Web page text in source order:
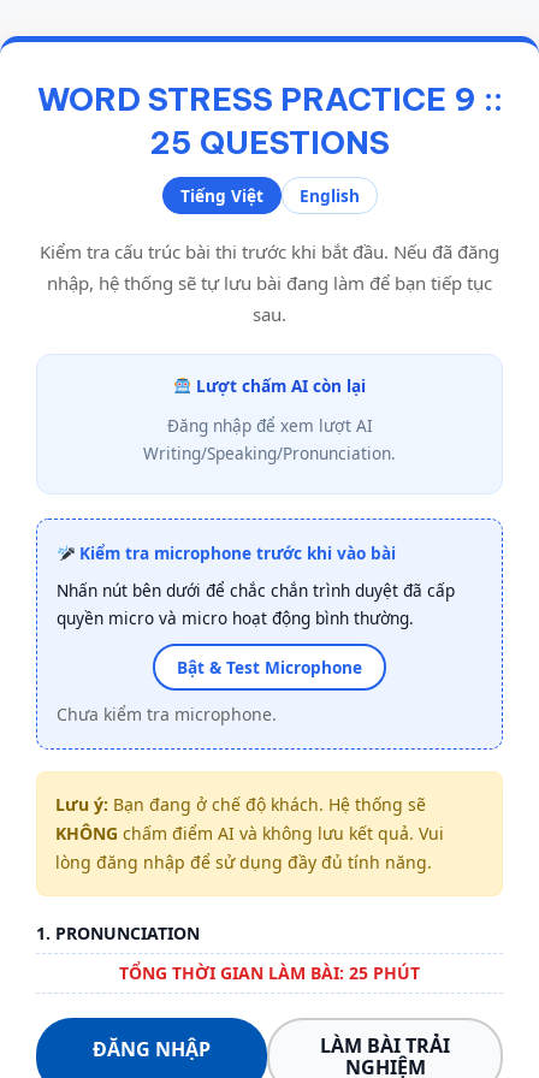
WORD STRESS PRACTICE 9 ::
25 QUESTIONS
Tiếng Việt English
Kiểm tra cấu trúc bài thi trước khi bắt đầu. Nếu đã đăng
nhập, hệ thống sẽ tự lưu bài đang làm để bạn tiếp tục
sau.
Lượt chấm AI còn lại
Đăng nhập để xem lượt AI
Writing/Speaking/Pronunciation.
Kiểm tra microphone trước khi vào bài
Nhấn nút bên dưới để chắc chắn trình duyệt đã cấp
quyền micro và micro hoạt động bình thường.
Bật & Test Microphone
Chưa kiểm tra microphone.
Lưu ý: Bạn đang ở chế độ khách. Hệ thống sẽ
KHÔNG chấm điểm AI và không lưu kết quả. Vui
lòng đăng nhập để sử dụng đầy đủ tính năng.
1. PRONUNCIATION
TỔNG THỜI GIAN LÀM BÀI: 25 PHÚT
ĐĂNG NHẬP
LÀM BÀI TRẢI
NGHIỆM